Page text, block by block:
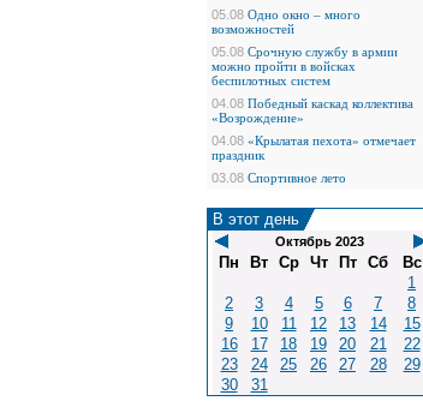
05.08 Одно окно – много
возможностей
05.08 Срочную службу в армии
можно пройти в войсках
беспилотных систем
04.08 Победный каскад коллектива
«Возрождение»
04.08 «Крылатая пехота» отмечает
праздник
03.08 Спортивное лето
В этот день
Октябрь 2023
Пн Вт Ср Чт Пт Сб
Вс
1
2
3 4 5 6 7
8
9
10 11 12 13 14
15
16
17 18 19 20 21
22
23
24 25 26 27 28
29
30
31